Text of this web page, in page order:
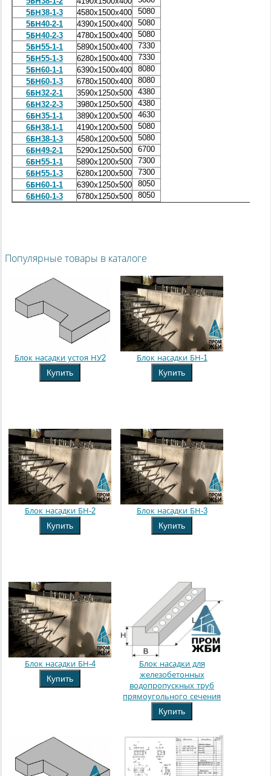
5БН38-1-3
4580х1500х400
5080
5БН40-2-1
4390х1500х400
5080
5БН40-2-3
4780х1500х400
5080
5БН55-1-1
5890х1500х400
7330
5БН55-1-3
6280х1500х400
7330
5БН60-1-1
6390х1500х400
8080
5БН60-1-3
6780х1500х400
8080
6БН32-2-1
3590х1250х500
4380
6БН32-2-3
3980х1250х500
4380
6БН35-1-1
3890х1200х500
4630
6БН38-1-1
4190х1200х500
5080
6БН38-1-3
4580х1200х500
5080
6БН49-2-1
5290х1250х500
6700
6БН55-1-1
5890х1200х500
7300
6БН55-1-3
6280х1200х500
7300
6БН60-1-1
6390х1250х500
8050
6БН60-1-3
6780х1250х500 8050
Популярные товары в каталоге
Блок насадки устоя НУ2
Купить
Блок насадки БН-1
Купить
Блок насадки БН-2
Купить
Блок насадки БН-3
Купить
Блок насадки БН-4
Купить
Блок насадки для
железобетонных
водопропускных труб
прямоугольного сечения
Купить